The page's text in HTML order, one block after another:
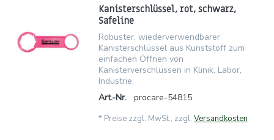
Kanisterschlüssel, rot, schwarz,
Safeline
Robuster, wiederverwendbarer
Kanisterschlüssel aus Kunststoff zum
einfachen Öffnen von
Kanisterverschlüssen in Klinik, Labor,
Industrie.
Art.-Nr.
procare-54815
* Preise zzgl. MwSt., zzgl. Versandkosten